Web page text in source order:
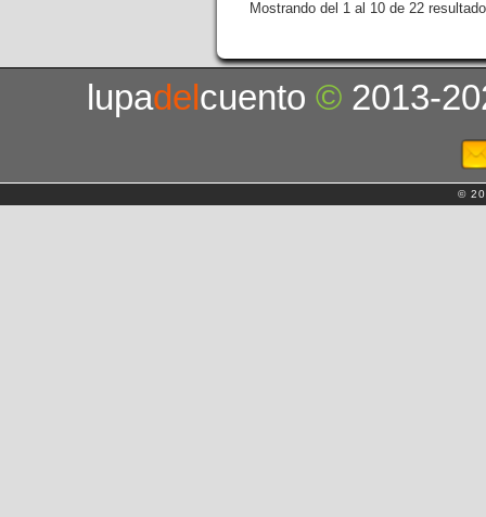
Mostrando del 1 al 10 de 22
lupadelcuento© 2013-
©